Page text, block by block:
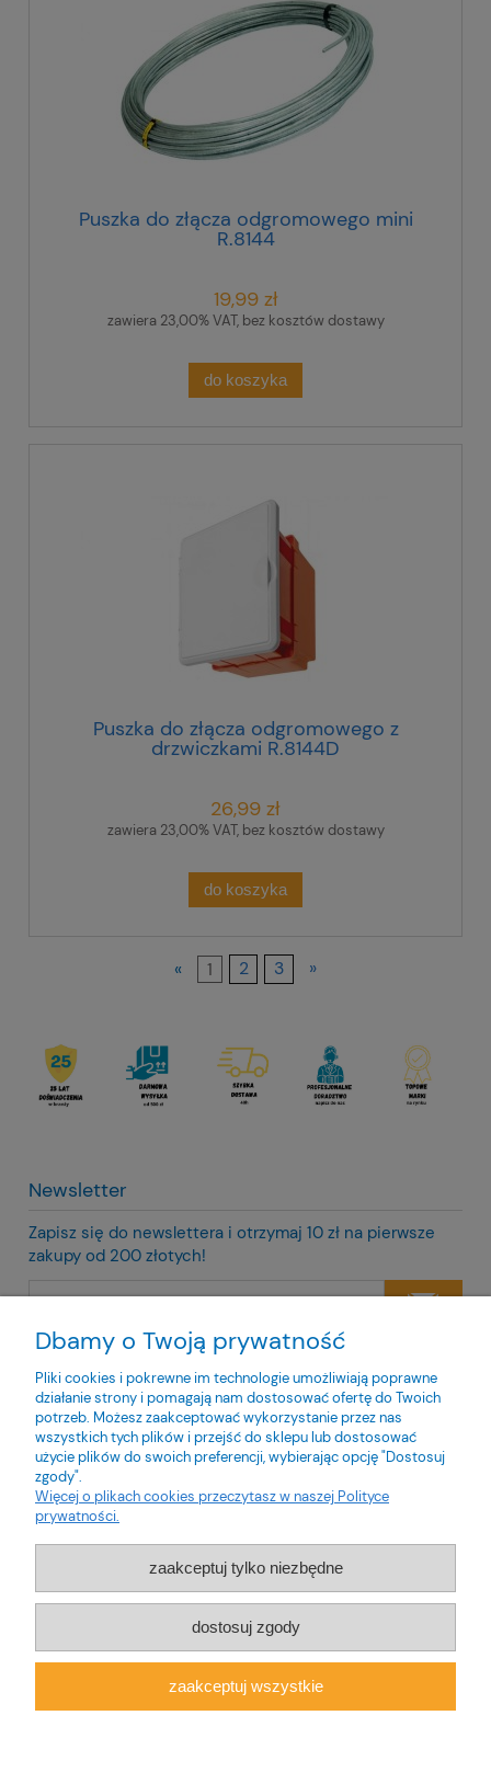
Puszka do złącza odgromowego mini
R.8144
19,99 zł
zawiera 23,00% VAT, bez kosztów dostawy
do koszyka
Puszka do złącza odgromowego z
drzwiczkami R.8144D
26,99 zł
zawiera 23,00% VAT, bez kosztów dostawy
do koszyka
« 1 2 3 »
Newsletter
Zapisz się do newslettera i otrzymaj 10 zł na pierwsze
zakupy od 200 złotych!
Twoje dane będą przetwarzane zgodnie z nasząpolityką
prywatności
Pomoc
Moje konto
Dbamy o Twoją prywatność
Pliki cookies i pokrewne im technologie umożliwiają poprawne
działanie strony i pomagają nam dostosować ofertę do Twoich
potrzeb. Możesz zaakceptować wykorzystanie przez nas
wszystkich tych plików i przejść do sklepu lub dostosować
użycie plików do swoich preferencji, wybierając opcję "Dostosuj
zgody".
Więcej o plikach cookies przeczytasz w naszej Polityce
prywatności.
zaakceptuj tylko niezbędne
dostosuj zgody
zaakceptuj wszystkie